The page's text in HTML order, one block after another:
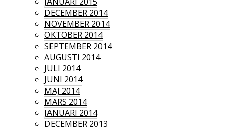
DECEMBER 2014
NOVEMBER 2014
OKTOBER 2014
SEPTEMBER 2014
AUGUSTI 2014
JULI 2014
JUNI 2014
MAJ 2014
MARS 2014
JANUARI 2014
DECEMBER 2013